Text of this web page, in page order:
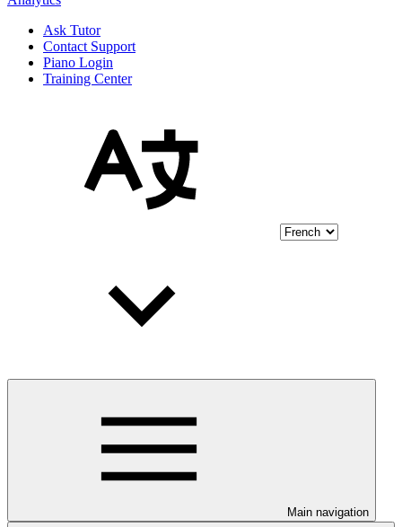
Ask Tutor
Contact Support
Piano Login
Training Center
Main navigation